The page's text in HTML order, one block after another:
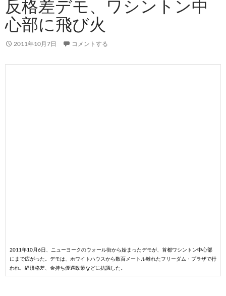
反格差デモ、ワシントン中
心部に飛び火
2011年10月7日 コメントする
2011年10月6日、ニューヨークのウォール街から始まったデモが、首都ワシントン中心部
にまで広がった。デモは、ホワイトハウスから数百メートル離れたフリーダム・プラザで行
われ、経済格差、金持ち優遇政策などに抗議した。